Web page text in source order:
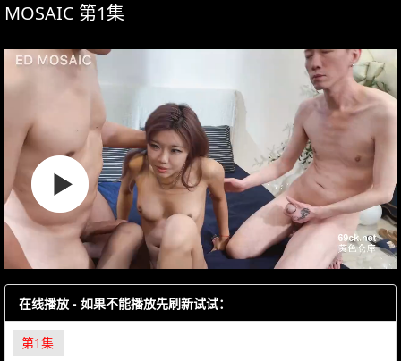
MOSAIC 第1集
在线播放 - 如果不能播放先刷新试试：
第1集